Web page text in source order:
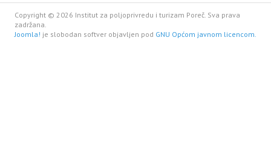
Copyright © 2026 Institut za poljoprivredu i turizam Poreč. Sva prava
zadržana.
Joomla! je slobodan softver objavljen pod GNU Općom javnom licencom.